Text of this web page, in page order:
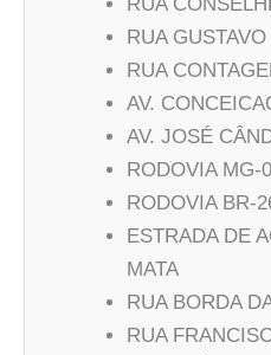
RUA
RUA
AV.
AV. JOSÉ
RODOVIA MG-
RODOVIA BR-
ESTRADA DE
MATA
RUA BORDA
RUA